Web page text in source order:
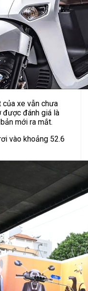
của xe vẫn chưa
được đánh giá là
mới ra mắt.
vào khoảng 52.6